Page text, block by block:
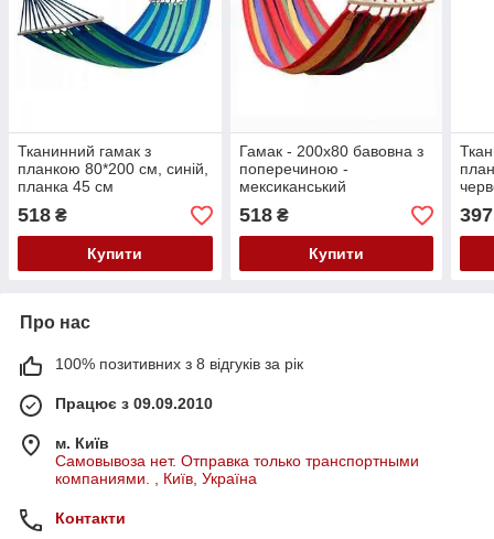
Тканинний гамак з
планкою 80*200 см, синій,
планка 45 см
518 ₴
Купити
Гамак - 200x80 бавовна з
поперечиною -
мексиканський
518₴
Купити
397
Про нас
100% позитивних з 8 відгуків за рік
Працює з 09.09.2010
м. Київ
Самовывоза нет. Отправка только транспортными
компаниями. , Київ, Україна
Контакти